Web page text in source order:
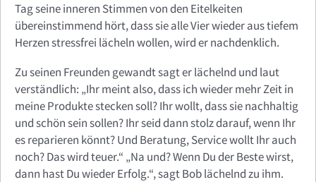
Tag seine inneren Stimmen von den Eitelkeiten
übereinstimmend hört, dass sie alle Vier wieder aus tiefem
Herzen stressfrei lächeln wollen, wird er nachdenklich.
Zu seinen Freunden gewandt sagt er lächelnd und laut
verständlich: „Ihr meint also, dass ich wieder mehr Zeit in
meine Produkte stecken soll? Ihr wollt, dass sie nachhaltig
und schön sein sollen? Ihr seid dann stolz darauf, wenn Ihr
es reparieren könnt? Und Beratung, Service wollt Ihr auch
noch? Das wird teuer.“ „Na und? Wenn Du der Beste wirst,
dann hast Du wieder Erfolg.“, sagt Bob lächelnd zu ihm.